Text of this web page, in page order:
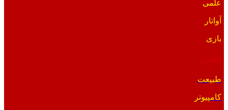
علمی
آواتار
بازی
طبیعت
کامپیوتر